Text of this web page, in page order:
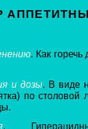
. Как
и дозы. В виде
по столовой
.